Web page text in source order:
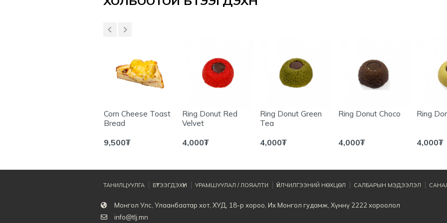
Corn Cheese Toast
Bread
9,500₮
Ring Donut Red
Velvet
4,000₮
Ring Donut Green
Tea
4,000₮
Ring Donut Choco
4,000₮
Ring
4,000₮
Монгол Улс, Улаанбаатар хот, ХУД, 18-р хороо, Их Монгол гудамж, Хүннү 2222 хороолол
info@tlj.mn
ТАНИЛЦУУЛГА БҮТЭЭГДЭХҮҮН УРАМШУУЛАЛ / ЛОЯАЛТИ ҮЙЛЧИЛГЭЭНИЙ НӨХЦӨЛ САЛБАРЫН МЭДЭЭЛЭЛ